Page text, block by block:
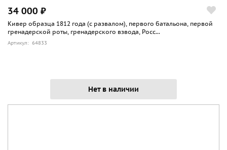
34 000 ₽
Кивер образца 1812 года (с развалом), первого батальона, первой
гренадерской роты, гренадерского взвода, Росс...
Артикул: 64833
Нет в наличии